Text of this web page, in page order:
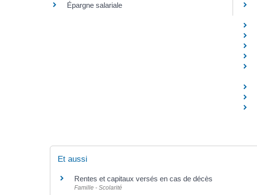
Épargne salariale
Et aussi
Rentes et capitaux versés en cas de décès
Famille - Scolarité